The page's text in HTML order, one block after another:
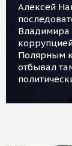
Алексей
Владимира
Полярным
отбывал